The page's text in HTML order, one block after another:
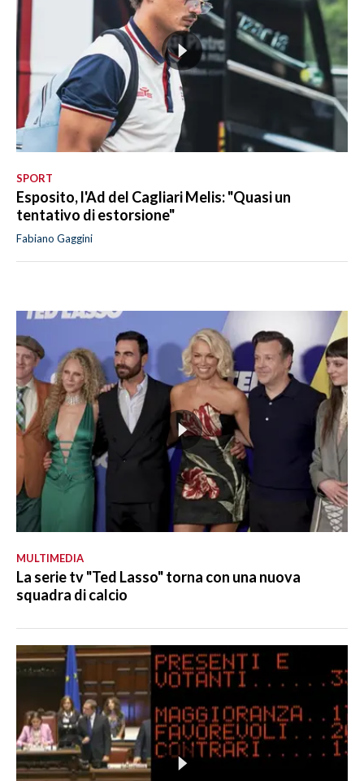
SPORT
Esposito, l'Ad del Cagliari Melis: "Quasi un
tentativo di estorsione"
Fabiano Gaggini
MULTIMEDIA
La serie tv "Ted Lasso" torna con una nuova
squadra di calcio